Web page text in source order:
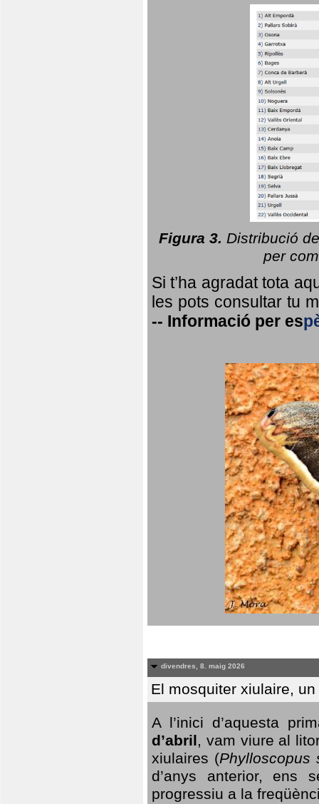
Figura 3. Distribució
per
Si t’ha agradat tota
les pots consultar tu
-- Informació per es
divendres, 8. maig 2026
El mosquiter xiulaire,
A l’inici d’aquesta
d’abril, vam viure al
xiulaires (Phylloscopus
d’anys anterior, ens
progressiu a la